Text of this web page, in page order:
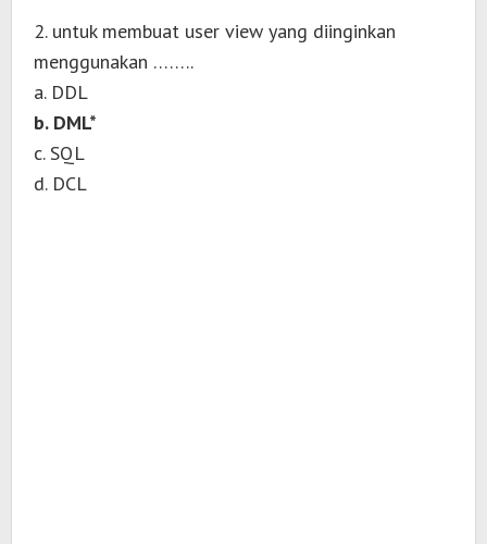
2. untuk membuat user view yang diinginkan
menggunakan ……..
a. DDL
b. DML*
c. SQL
d. DCL